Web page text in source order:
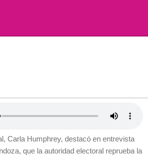
Carla Humphrey, destacó en entrevista
que la autoridad electoral reprueba la